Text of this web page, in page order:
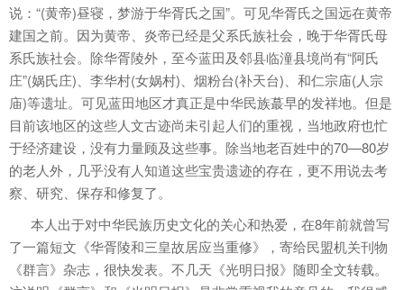
说：“(黄帝)昼寝，梦游于华胥氏之国”。可见华胥氏之国远在黄帝
建国之前。因为黄帝、炎帝已经是父系氏族社会，晚于华胥氏母
系氏族社会。除华胥陵外，至今蓝田及邻县临潼县境尚有“阿氏
庄”(娲氏庄)、李华村(女娲村)、烟粉台(补天台)、和仁宗庙(人宗
庙)等遗址。可见蓝田地区才真正是中华民族蕞早的发祥地。但是
目前该地区的这些人文古迹尚未引起人们的重视，当地政府也忙
于经济建设，没有力量顾及这些事。除当地老百姓中的70—80岁
的老人外，几乎没有人知道这些宝贵遗迹的存在，更不用说去考
察、研究、保存和修复了。
本人出于对中华民族历史文化的关心和热爱，在8年前就曾写
了一篇短文《华胥陵和三皇故居应当重修》，寄给民盟机关刊物
《群言》杂志，很快发表。不几天《光明日报》随即全文转载。